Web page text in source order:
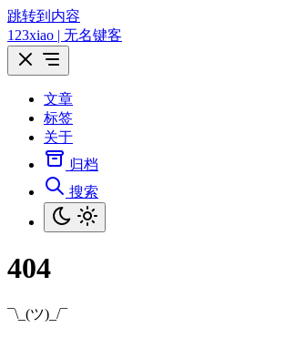
跳转到内容
123xiao | 无名键客
文章
标签
关于
归档
搜索
404
¯\_(ツ)_/¯